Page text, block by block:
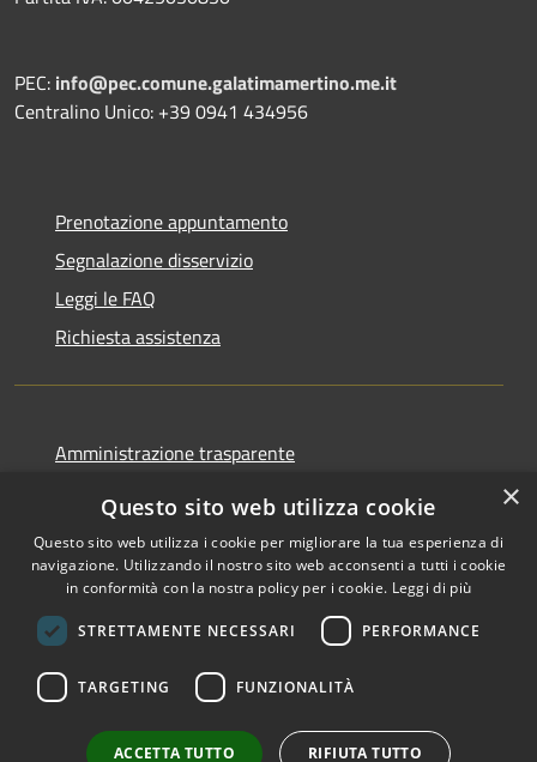
PEC: info@pec.comune.galatimamertino.me.it
Centralino Unico: +39 0941 434956
Prenotazione appuntamento
Segnalazione disservizio
Leggi le FAQ
Richiesta assistenza
Amministrazione trasparente
Dichiarazione di accessibilità
RSS
Copyright © 2026 • Comune di
byMunicipium
Accesso
×
Questo sito web utilizza cookie
Questo sito web utilizza i cookie per migliorare la tua esperienza di
navigazione. Utilizzando il nostro sito web acconsenti a tutti i cookie
in conformità con la nostra policy per i cookie. Leggi di più
STRETTAMENTE NECESSARI PERFORMANCE
TARGETING FUNZIONALITÀ
ACCETTA TUTTO RIFIUTA TUTTO